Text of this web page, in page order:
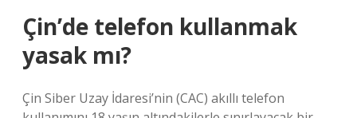
Çin’de telefon kullanmak
yasak mı?
Çin Siber Uzay İdaresi’nin (CAC) akıllı telefon